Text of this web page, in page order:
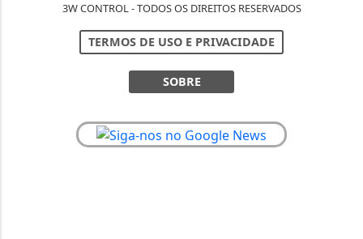
3W CONTROL - TODOS OS DIREITOS RESERVADOS
TERMOS DE USO E PRIVACIDADE
SOBRE